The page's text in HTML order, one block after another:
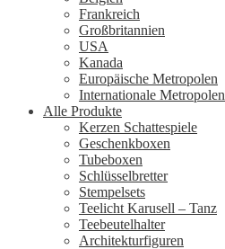
Frankreich
Großbritannien
USA
Kanada
Europäische Metropolen
Internationale Metropolen
Alle Produkte
Kerzen Schattespiele
Geschenkboxen
Tubeboxen
Schlüsselbretter
Stempelsets
Teelicht Karusell – Tanz
Teebeutelhalter
Architekturfiguren